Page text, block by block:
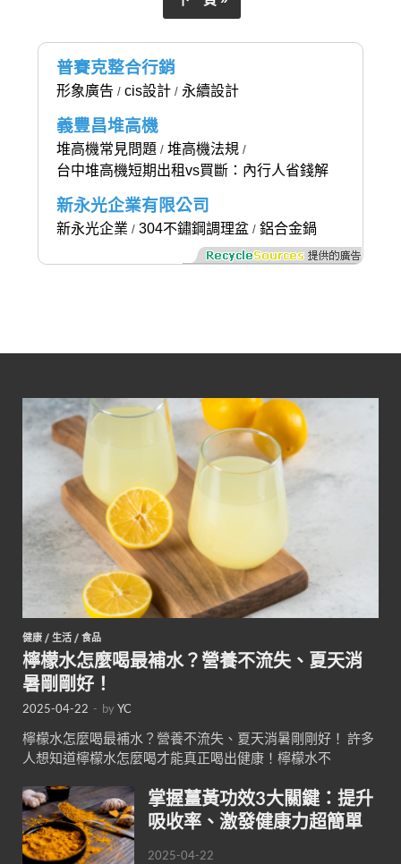
普賽克整合行銷
形象廣告 / cis設計/ 永續設計
義豐昌堆高機
堆高機常見問題 / 堆高機法規/
台中堆高機短期出租vs買斷：內行人省錢解
新永光企業有限公司
新永光企業 / 304不鏽鋼調理盆/ 鋁合金鍋
健康 / 生活 / 食品
檸檬水怎麼喝最補水？營養不流失、夏天消
暑剛剛好！
2025-04-22 - byYC
檸檬水怎麼喝最補水？營養不流失、夏天消暑剛剛好！ 許多
人想知道檸檬水怎麼喝才能真正喝出健康！檸檬水不
掌握薑黃功效3大關鍵：提升
吸收率、激發健康力超簡單
2025-04-22